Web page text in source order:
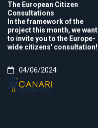
The European Citizen
Consultations
In the framework of the
project this month, we want
to invite you to the Europe-
wide citizens' consultation!
04/06/2024